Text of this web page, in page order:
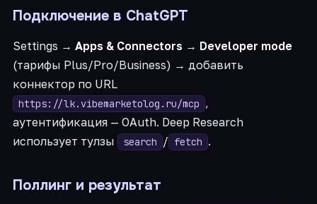
Подключение в ChatGPT
Settings → Apps & Connectors → Developer mode
(тарифы Plus/Pro/Business) → добавить
коннектор по URL
https://lk.vibemarketolog.ru/mcp ,
аутентификация — OAuth. Deep Research
использует тулзы
search / fetch .
Поллинг и результат